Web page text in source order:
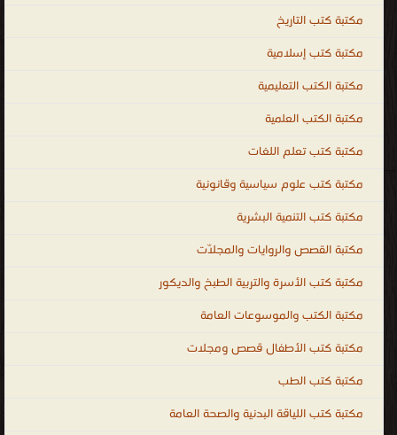
مكتبة كتب التاريخ
مكتبة كتب إسلامية
مكتبة الكتب التعليمية
مكتبة الكتب العلمية
مكتبة كتب تعلم اللغات
مكتبة كتب علوم سياسية وقانونية
مكتبة كتب التنمية البشرية
مكتبة القصص والروايات والمجلّات
مكتبة كتب الأسرة والتربية الطبخ والديكور
مكتبة الكتب والموسوعات العامة
مكتبة كتب الأطفال قصص ومجلات
مكتبة كتب الطب
مكتبة كتب اللياقة البدنية والصحة العامة